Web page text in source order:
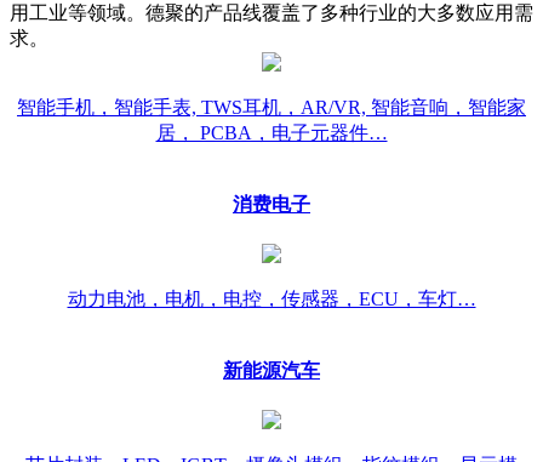
用工业等领域。德聚的产品线覆盖了多种行业的大多数应用需
求。
智能手机，智能手表, TWS耳机，AR/VR, 智能音响，智能家
居， PCBA，电子元器件…
消费电子
动力电池，电机，电控，传感器，ECU，车灯…
新能源汽车